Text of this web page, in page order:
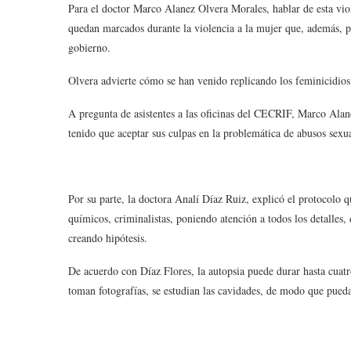
Para el doctor Marco Alanez Olvera Morales, hablar de esta
quedan marcados durante la violencia a la mujer que,
gobierno.
Olvera advierte cómo se han venido replicando los
A pregunta de asistentes a las oficinas del CECRIF, Marco
tenido que aceptar sus culpas en la problemática de abusos
Por su parte, la doctora Analí Díaz Ruiz, explicó el protocolo
químicos, criminalistas, poniendo atención a todos los
creando hipótesis.
De acuerdo con Díaz Flores, la autopsia puede durar hasta
toman fotografías, se estudian las cavidades, de modo que